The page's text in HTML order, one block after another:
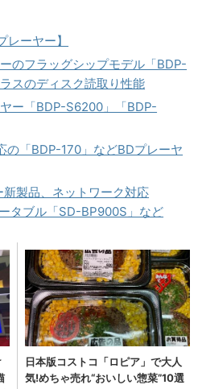
ーヤー】
のフラッグシップモデル「BDP-
スのディスク読取り性能
ー「BDP-S6200」「BDP-
の「BDP-170」などBDプレーヤ
製品、ネットワーク対応
タブル「SD-BP900S」など